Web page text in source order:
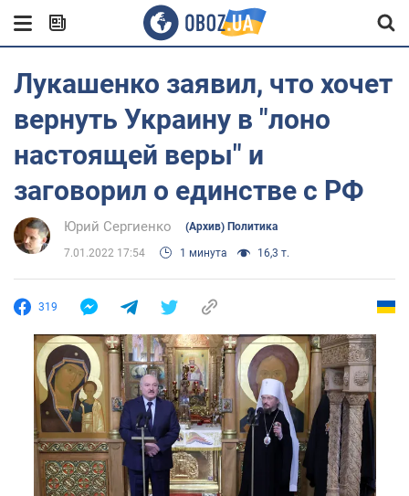
Лукашенко заявил, что хочет
вернуть Украину в "лоно
настоящей веры" и
заговорил о единстве с РФ
Юрий Сергиенко (Архив) Политика
7.01.2022 17:54 1 минута 16,3 т.
319